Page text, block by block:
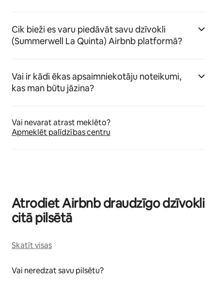
Cik bieži es varu piedāvāt savu dzīvokli
(Summerwell La Quinta) Airbnb platformā?
Vai ir kādi ēkas apsaimniekotāju noteikumi,
kas man būtu jāzina?
Vai nevarat atrast meklēto?
Apmeklēt palīdzības centru
Atrodiet Airbnb draudzīgo dzīvokli
citā pilsētā
Skatīt visas
Vai neredzat savu pilsētu?